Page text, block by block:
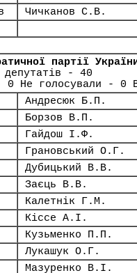
Чичканов С.В.
партії
депутатів - 40
Не голосували - 0
Андресюк Б.П.
Борзов В.П.
Гайдош І.Ф.
Грановський О.Г.
Дубицький В.В.
Заєць В.В.
Калетнік Г.М.
Кіссе А.І.
Кузьменко П.П.
Лукашук О.Г.
Мазуренко В.І.